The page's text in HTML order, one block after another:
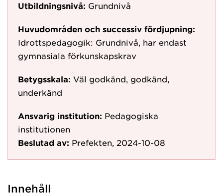
Utbildningsnivå: Grundnivå
Huvudområden och successiv fördjupning:
Idrottspedagogik: Grundnivå, har endast
gymnasiala förkunskapskrav
Betygsskala: Väl godkänd, godkänd,
underkänd
Ansvarig institution: Pedagogiska
institutionen
Beslutad av: Prefekten, 2024-10-08
Innehåll